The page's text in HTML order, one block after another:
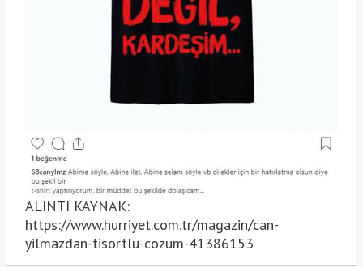
ALINTI KAYNAK:
https://www.hurriyet.com.tr/magazin/can-
yilmazdan-tisortlu-cozum-41386153